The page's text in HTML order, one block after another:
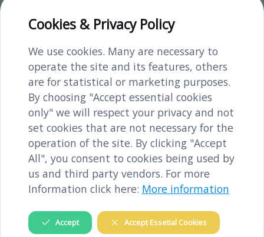
Położone wHistoria
Siła robocza
Położone w Historia
Kontekst
historyczny
Położone w Historia
Cookies & Privacy Policy
We use cookies. Many are necessary to
operate the site and its features, others
are for statistical or marketing purposes.
By choosing "Accept essential cookies
only" we will respect your privacy and not
set cookies that are not necessary for the
operation of the site. By clicking "Accept
All", you consent to cookies being used by
us and third party vendors. For more
Information click here: More information
Accept Accept Essetial Cookies